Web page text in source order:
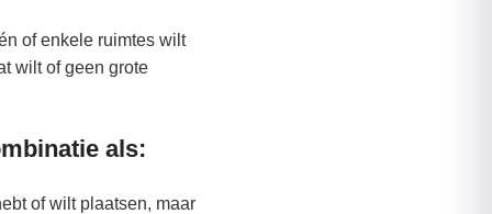
of enkele ruimtes wilt
wilt of geen grote
als:
of wilt plaatsen, maar